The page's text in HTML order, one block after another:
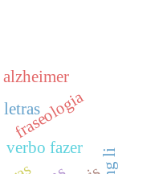
alzheimer
verbo fazer
fraseologia
letras